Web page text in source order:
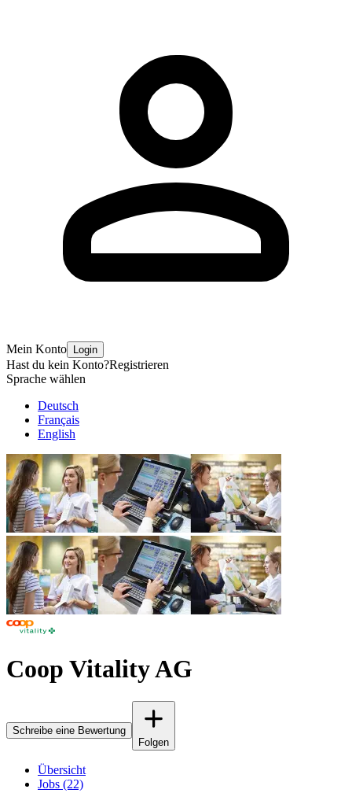
Mein Konto Login
Hast du kein Konto?Registrieren
Sprache wählen
Deutsch
Français
English
Coop Vitality AG
Schreibe eine Bewertung
Folgen
Übersicht
Jobs (22)